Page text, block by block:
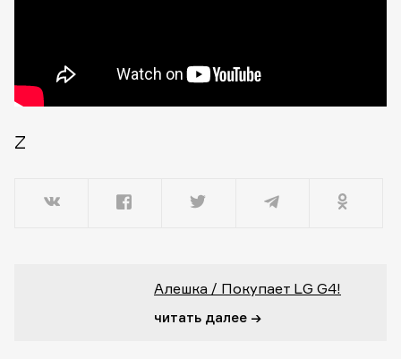
Z
Алешка / Покупает LG G4!
читать далее →